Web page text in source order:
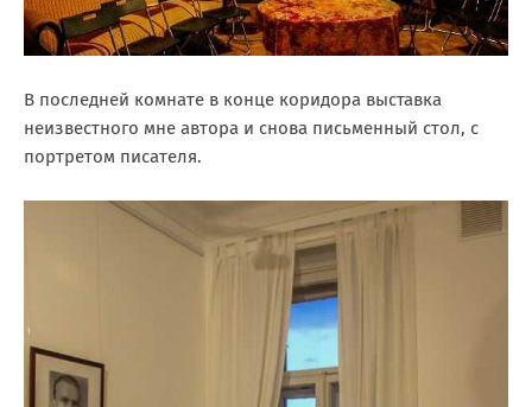
В последней комнате в конце коридора выставка
неизвестного мне автора и снова письменный стол, с
портретом писателя.